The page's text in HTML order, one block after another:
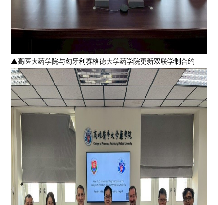
▲高医大药学院与匈牙利赛格德大学药学院更新双联学制合约